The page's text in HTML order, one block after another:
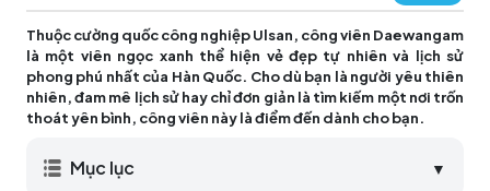
Thuộc cường quốc công nghiệp Ulsan, công viên Daewangam
là một viên ngọc xanh thể hiện vẻ đẹp tự nhiên và lịch sử
phong phú nhất của Hàn Quốc. Cho dù bạn là người yêu thiên
nhiên, đam mê lịch sử hay chỉ đơn giản là tìm kiếm một nơi trốn
thoát yên bình, công viên này là điểm đến dành cho bạn.
Mục lục ▼